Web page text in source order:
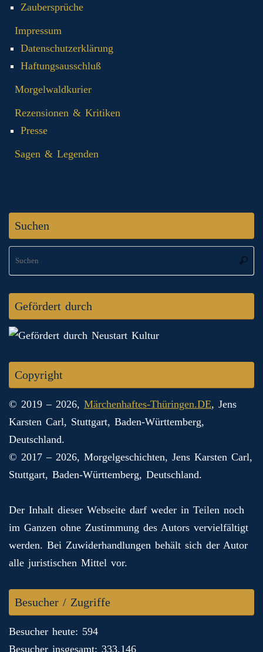
Zaubersprüche
Impressum
Datenschutzerklärung
Haftungsausschluß
Morgelwaldkurier
Rezensionen & Kritiken
Presse
Sagen & Legenden
Suchen
Gefördert durch
Copyright
© 2019 – 2026, Märchenhaftes-Thüringen.DE, Jens
Karsten Carl, Stuttgart, Baden-Württemberg,
Deutschland.
© 2017 – 2026, Morgelgeschichten, Jens Karsten Carl,
Stuttgart, Baden-Württemberg, Deutschland.
Der Inhalt dieser Webseite darf weder in Teilen noch
im Ganzen ohne Zustimmung des Autors vervielfältigt
werden. Bei Zuwiderhandlungen behält sich der Autor
alle juristischen Mittel vor.
Besucher / Zugriffe
Besucher heute: 594
Besucher insgesamt: 333.146